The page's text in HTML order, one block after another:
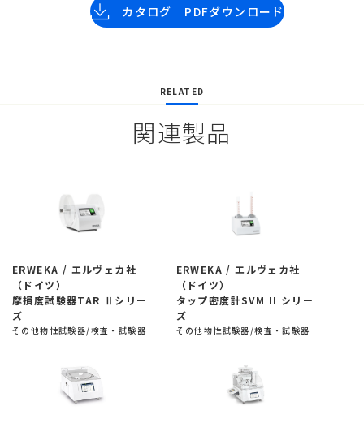
カタログ PDFダウンロード
RELATED
関連製品
ERWEKA / エルヴェカ社
（ドイツ）
摩損度試験器TAR Ⅱシリー
ズ
その他物性試験器/検査・試験器
ERWEKA / エルヴェカ社
（ドイツ）
タップ密度計SVM II シリー
ズ
その他物性試験器/検査・試験器